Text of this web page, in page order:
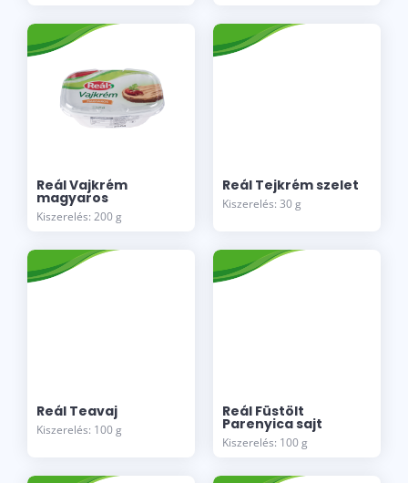
Reál Vajkrém
magyaros
Kiszerelés: 200 g
Reál Tejkrém szelet
Kiszerelés: 30 g
Reál Teavaj
Kiszerelés: 100 g
Reál Füstölt
Parenyica sajt
Kiszerelés: 100 g